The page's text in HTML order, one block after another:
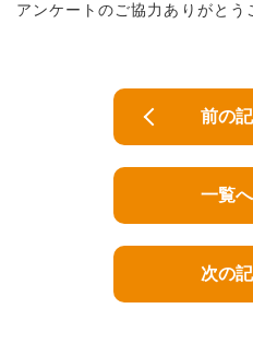
アンケートのご協力ありがとう
前の
一覧
次の